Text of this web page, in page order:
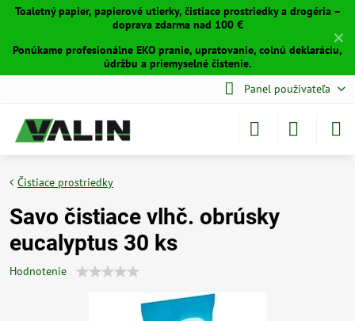
✕
Toaletný papier, papierové utierky, čistiace prostriedky a drogéria –
doprava zdarma nad 100 €
Ponúkame profesionálne EKO pranie, upratovanie, colnú deklaráciu,
údržbu a priemyselné čistenie.
Panel používateľa
Čistiace prostriedky
Savo čistiace vlhč. obrúsky
eucalyptus 30 ks
Hodnotenie